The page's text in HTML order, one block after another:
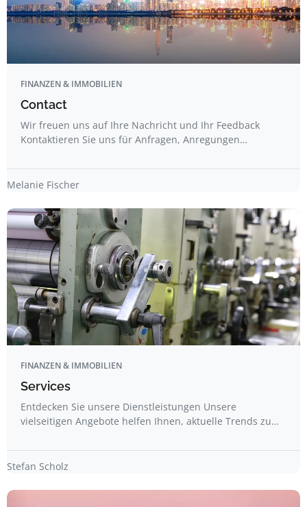
FINANZEN & IMMOBILIEN
Contact
Wir freuen uns auf Ihre Nachricht und Ihr Feedback
Kontaktieren Sie uns für Anfragen, Anregungen…
Melanie Fischer
FINANZEN & IMMOBILIEN
Services
Entdecken Sie unsere Dienstleistungen Unsere
vielseitigen Angebote helfen Ihnen, aktuelle Trends zu…
Stefan Scholz